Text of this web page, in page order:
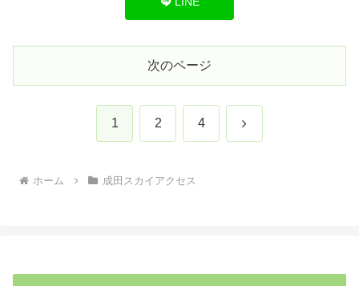
次のページ
1 2 4 次
ホーム 成田スカイアクセス